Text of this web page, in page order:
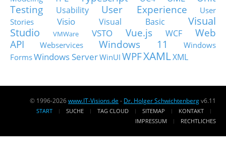
Testing
Usability User Experience
User
Stories
Visio Visual Basic
Visual
Studio
VMWare VSTO Vue.js WCF
Web
API
Webservices Windows 11
Windows
FormsWindows ServerWinUI WPFXAMLXML
© 1996-2026www.IT-Visions.de - Dr. Holger Schwichtenbergv6.11
START SUCHE TAG CLOUD SITEMAP
KONTAKT
IMPRESSUM
RECHTLICHES